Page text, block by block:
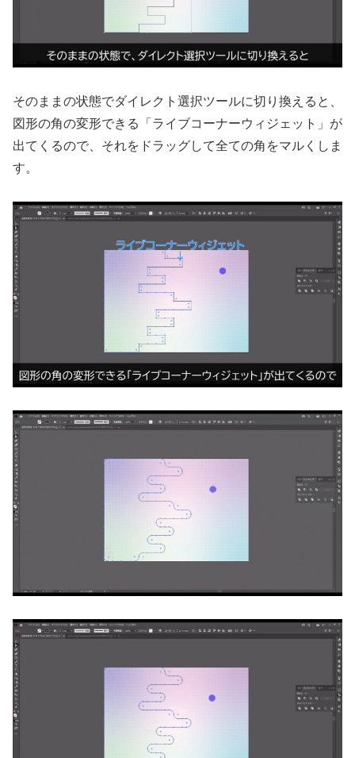
そのままの状態でダイレクト選択ツールに切り換えると、
図形の角の変形できる「ライブコーナーウィジェット」が
出てくるので、それをドラッグして全ての角をマルくしま
す。